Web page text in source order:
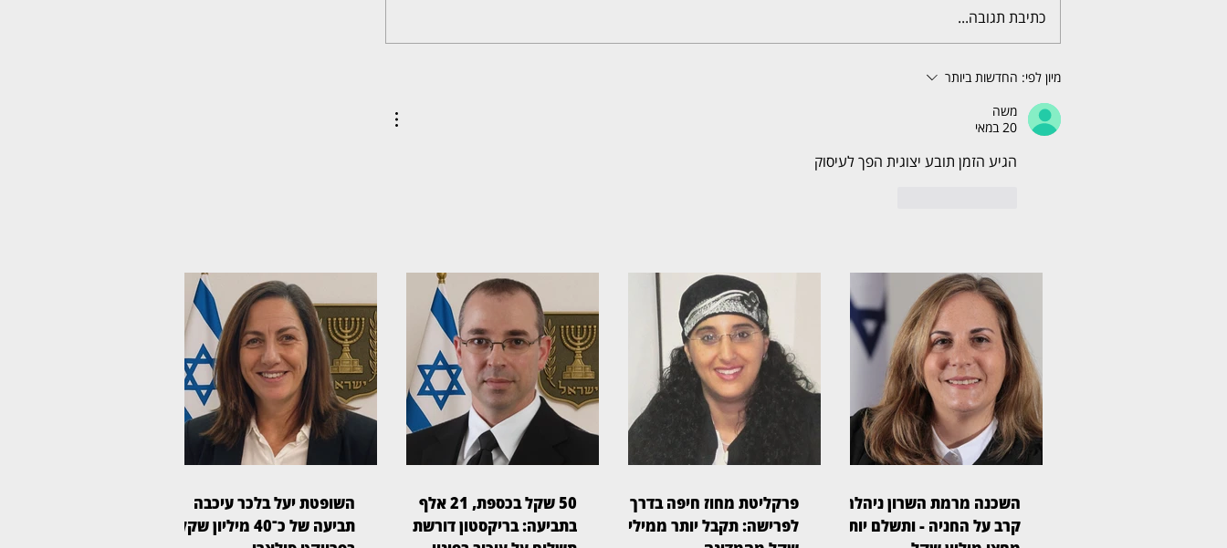
כתיבת תגובה...
מיון לפי: החדשות ביותר
משה
20 במאי
הגיע הזמן תובע יצוגית הפך לעיסוק
השכנה מרמת השרון ניהלה
קרב על החניה - ותשלם יותר
פרקליטת מחוז חיפה בדרך
לפרישה: תקבל יותר ממיליון
50 שקל בכספת, 21 אלף
בתביעה: בריקסטון דורשת
השופטת יעל בלכר עיכבה
תביעה של כ־40 מיליון שקל